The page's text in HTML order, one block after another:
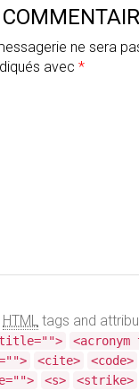
ne sera
avec *
HTML tags and
title="">
<cite> <code>
<s> <strike>